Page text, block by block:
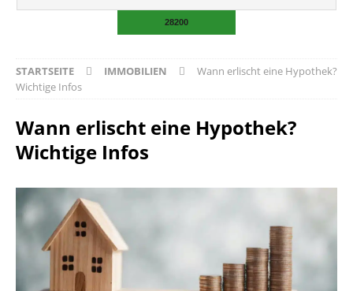
STARTSEITE IMMOBILIEN
Wann erlischt eine Hypothek?
Wichtige Infos
Wann erlischt eine Hypothek?
Wichtige Infos